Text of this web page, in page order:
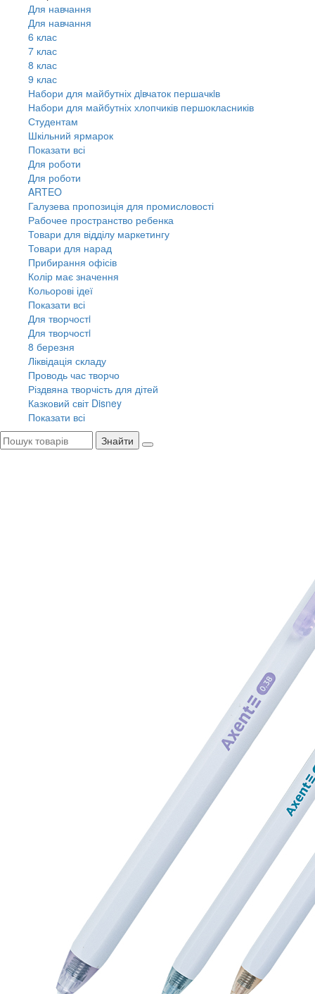
Для навчання
Для навчання
6 клас
7 клас
8 клас
9 клас
Набори для майбутніх дiвчаток першачкiв
Набори для майбутніх хлопчиків першокласників
Студентам
Шкільний ярмарок
Показати всі
Для роботи
Для роботи
ARTEO
Галузева пропозиція для промисловості
Рабочее пространство ребенка
Товари для відділу маркетингу
Товари для нарад
Прибирання офісів
Колір має значення
Кольорові ідеї
Показати всі
Для творчостi
Для творчостi
8 березня
Ліквідація складу
Проводь час творчо
Різдвяна творчість для дітей
Казковий світ Disney
Показати всі
Знайти